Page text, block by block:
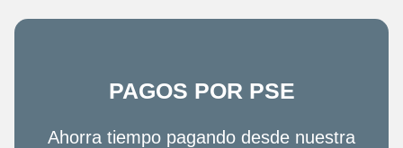
PAGOS POR PSE
Ahorra tiempo pagando desde nuestra